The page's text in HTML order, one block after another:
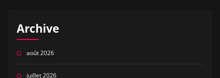
Archive
août 2026
juillet 2026